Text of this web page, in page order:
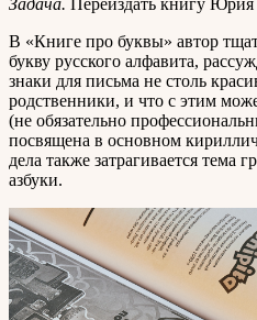
Задача. Переиздать книгу Юрия
В «Книге про буквы» автор
букву русского алфавита,
знаки для письма не столь
родственники, и что с этим
(не обязательно
посвящена в основном
дела также затрагивается тема
азбуки.